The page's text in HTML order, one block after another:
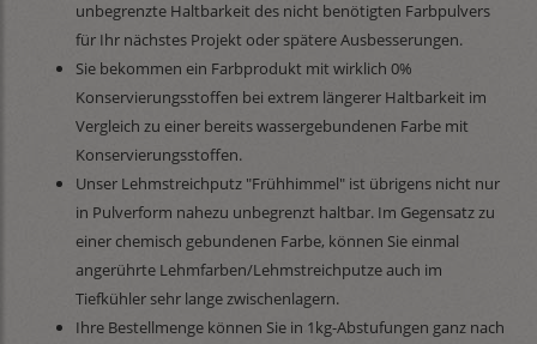
unbegrenzte Haltbarkeit des nicht benötigten Farbpulvers
für Ihr nächstes Projekt oder spätere Ausbesserungen.
Sie bekommen ein Farbprodukt mit wirklich 0%
Konservierungsstoffen bei extrem längerer Haltbarkeit im
Vergleich zu einer bereits wassergebundenen Farbe mit
Konservierungsstoffen.
Unser Lehmstreichputz "Frühhimmel" ist übrigens nicht nur
in Pulverform nahezu unbegrenzt haltbar. Im Gegensatz zu
einer chemisch gebundenen Farbe, können Sie einmal
angerührte Lehmfarben/Lehmstreichputze auch im
Tiefkühler sehr lange zwischenlagern.
Ihre Bestellmenge können Sie in 1kg-Abstufungen ganz nach